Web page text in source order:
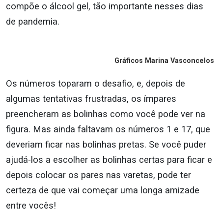
compõe o álcool gel, tão importante nesses dias
de pandemia.
Gráficos Marina Vasconcelos
Os números toparam o desafio, e, depois de
algumas tentativas frustradas, os ímpares
preencheram as bolinhas como você pode ver na
figura. Mas ainda faltavam os números 1 e 17, que
deveriam ficar nas bolinhas pretas. Se você puder
ajudá-los a escolher as bolinhas certas para ficar e
depois colocar os pares nas varetas, pode ter
certeza de que vai começar uma longa amizade
entre vocês!